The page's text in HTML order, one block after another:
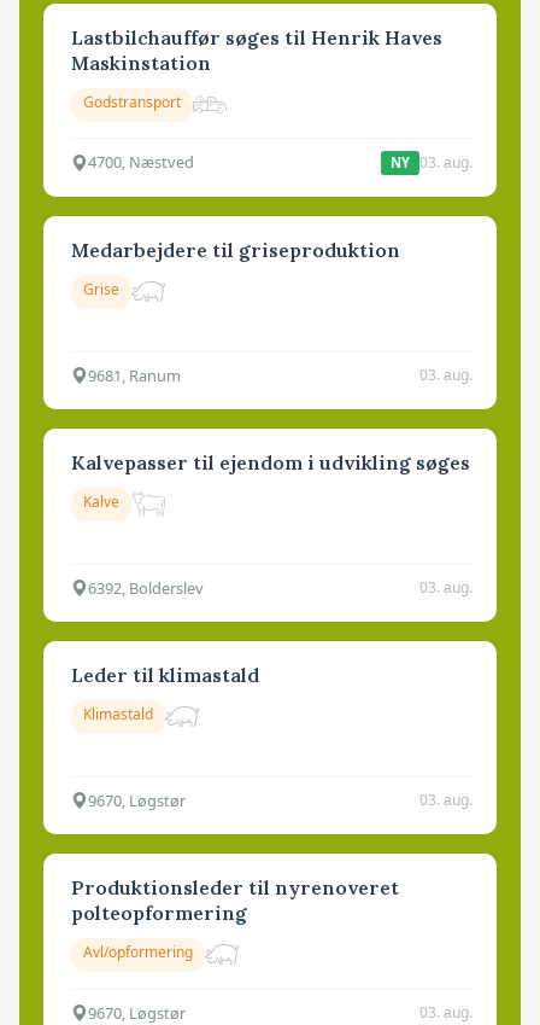
Lastbilchauffør søges til Henrik Haves
Maskinstation
Godstransport
4700, Næstved NY 03. aug.
Medarbejdere til griseproduktion
Grise
9681, Ranum 03. aug.
Kalvepasser til ejendom i udvikling søges
Kalve
6392, Bolderslev 03. aug.
Leder til klimastald
Klimastald
9670, Løgstør 03. aug.
Produktionsleder til nyrenoveret
polteopformering
Avl/opformering
9670, Løgstør 03. aug.